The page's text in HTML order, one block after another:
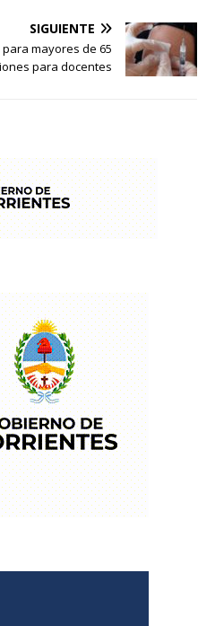
SIGUIENTE
mayores de 65
para docentes